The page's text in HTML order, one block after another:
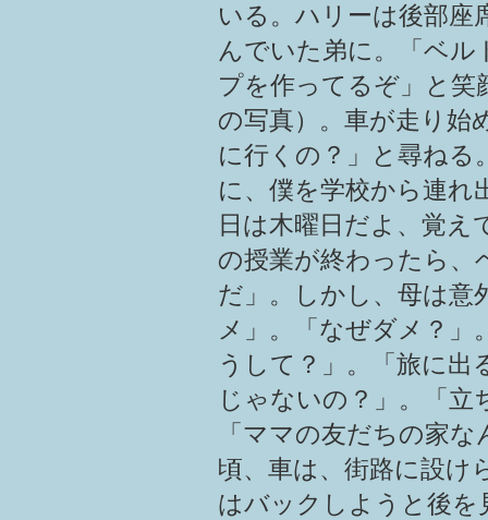
いる。ハリーは後部座
んでいた弟に。「ベ
プを作ってるぞ」と笑
の写真）。車が走り始
に行くの？」と尋ねる
に、僕を学校から連れ
日は木曜日だよ、覚え
の授業が終わったら
だ」。しかし、母は意
メ」。「なぜダメ？」
うして？」。「旅に出
じゃないの？」。「
「ママの友だちの家
頃、車は、街路に設け
はバックしようと後